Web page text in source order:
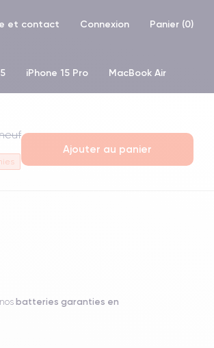
et contact Connexion Panier (0)
iPhone 15 Pro MacBook Air
Ajouter au panier
batteries garanties en